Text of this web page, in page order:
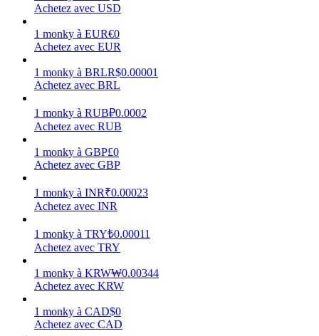
Cochon de puissance
Gagnez quotidiennement des récompenses compétitives
Des rendements élevés et un accès instantané
Achetez avec USD
1 monky à EUR€0
Achetez avec EUR
1 monky à BRLR$0.00001
Achetez avec BRL
1 monky à RUB₽0.0002
Achetez avec RUB
1 monky à GBP£0
Achetez avec GBP
1 monky à INR₹0.00023
Achetez avec INR
1 monky à TRY₺0.00011
Achetez avec TRY
1 monky à KRW₩0.00344
Achetez avec KRW
1 monky à CAD$0
Achetez avec CAD